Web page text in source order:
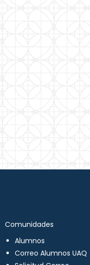
Comunidades
Alumnos
Correo Alumnos UAQ